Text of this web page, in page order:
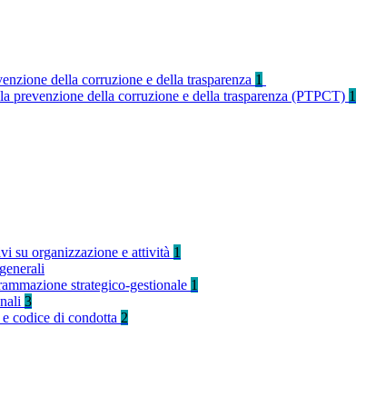
della corruzione e della trasparenza 1
prevenzione della corruzione e della trasparenza (PTPCT) 1
su organizzazione e attività 1
strategico-gestionale 1
3
codice di condotta 2